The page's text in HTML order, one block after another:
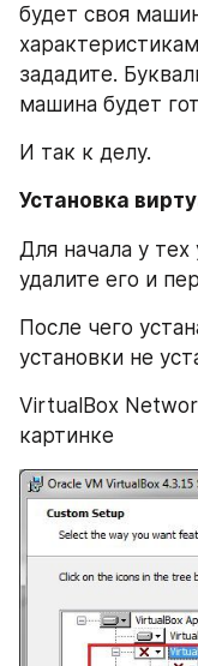
будет своя
зададите.
машина будет
И так к делу.
Установка
Для начала у
удалите его и
После чего
установки не
VirtualBox
картинке